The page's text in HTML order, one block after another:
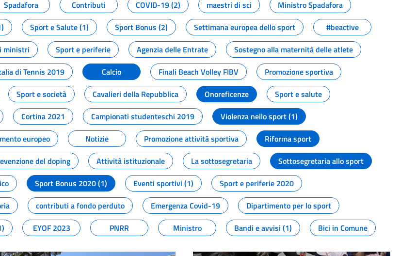
Spadafora Contributi COVID-19 (2) maestri di sci
Ministro Spadafora
Sport e Salute (1) Sport Bonus (2) Settimana europea dello sport
#beactive
ministri Sport e periferie Agenzia delle Entrate
Sostegno alla maternità delle atlete
di Tennis 2019 Calcio Finali Beach Volley FIBV
Promozione sportiva
Sport e società Cavalieri della Repubblica Onoreficenze
Sport e salute
Cortina 2021 Campionati studenteschi 2019
Violenza nello sport (1)
europeo Notizie Promozione attività sportiva
Riforma sport
del doping Attività istituzionale La sottosegretaria
Sottosegretaria allo sport
Sport Bonus 2020 (1) Eventi sportivi (1)
Sport e periferie 2020
contributi a fondo perduto Emergenza Covid-19
Dipartimento per lo sport
EYOF 2023 PNRR Ministro Bandi e avvisi (1) Bici in Comune